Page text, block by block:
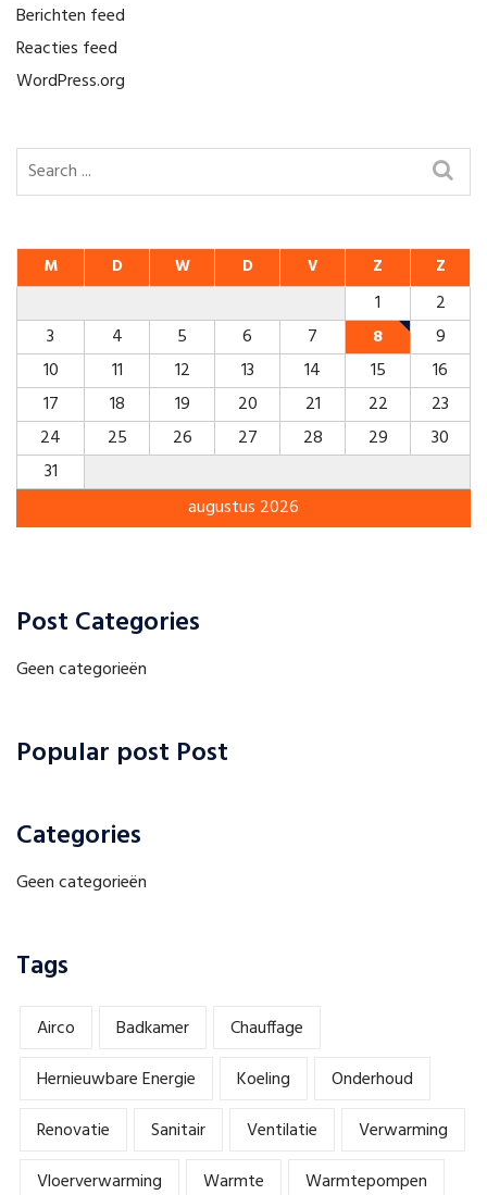
Berichten feed
Reacties feed
WordPress.org
augustus 2026
M D W D V Z Z
1
2
3
4 5 6 7 8
9
10
11 12 13 14 15
16
17
18 19 20 21 22
23
24
25 26 27 28 29
30
31
Post Categories
Geen categorieën
Popular post Post
Categories
Geen categorieën
Tags
Airco Badkamer
Chauffage
Hernieuwbare Energie
Koeling
Onderhoud
Renovatie
Sanitair Ventilatie
Verwarming
Vloerverwarming
Warmte Warmtepompen